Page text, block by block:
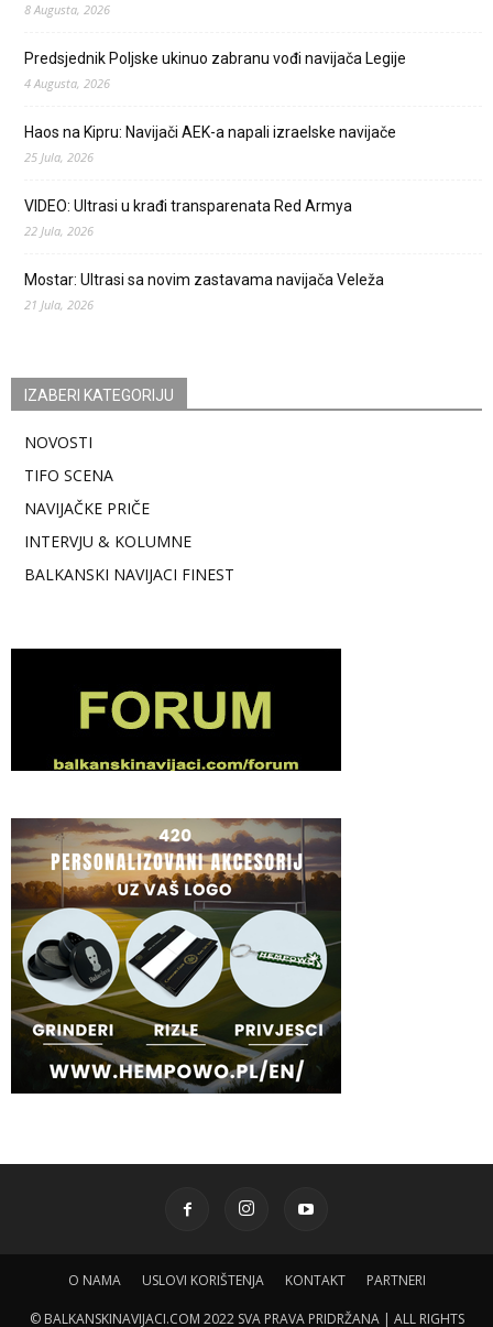
8 Augusta, 2026
Predsjednik Poljske ukinuo zabranu vođi navijača Legije
4 Augusta, 2026
Haos na Kipru: Navijači AEK-a napali izraelske navijače
25 Jula, 2026
VIDEO: Ultrasi u krađi transparenata Red Armya
22 Jula, 2026
Mostar: Ultrasi sa novim zastavama navijača Veleža
21 Jula, 2026
IZABERI KATEGORIJU
NOVOSTI
TIFO SCENA
NAVIJAČKE PRIČE
INTERVJU & KOLUMNE
BALKANSKI NAVIJACI FINEST
O NAMA USLOVI KORIŠTENJA KONTAKT PARTNERI
© BALKANSKINAVIJACI.COM 2022 SVA PRAVA PRIDRŽANA | ALL RIGHTS